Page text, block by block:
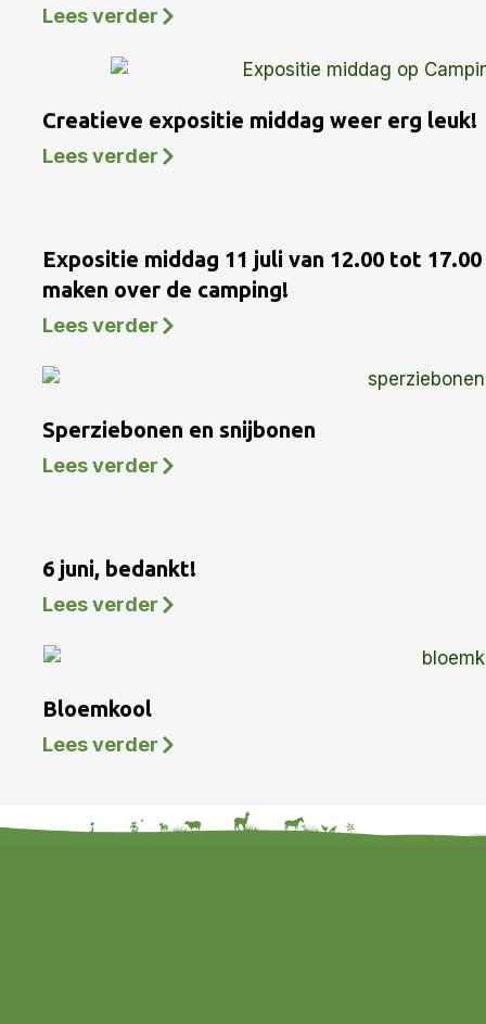
Lees verder
Creatieve expositie middag weer erg leuk!
Lees verder
Expositie middag 11 juli van 12.00 tot
maken over de camping!
Lees verder
Sperziebonen en snijbonen
Lees verder
6 juni, bedankt!
Lees verder
Bloemkool
Lees verder